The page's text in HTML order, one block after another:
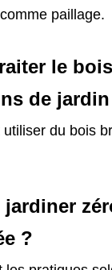
paillage.
le
de
du bois
jardiner
?